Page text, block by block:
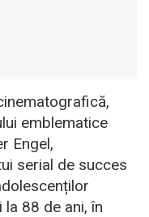
emblematice
Engel,
serial de succes
88 de ani, în